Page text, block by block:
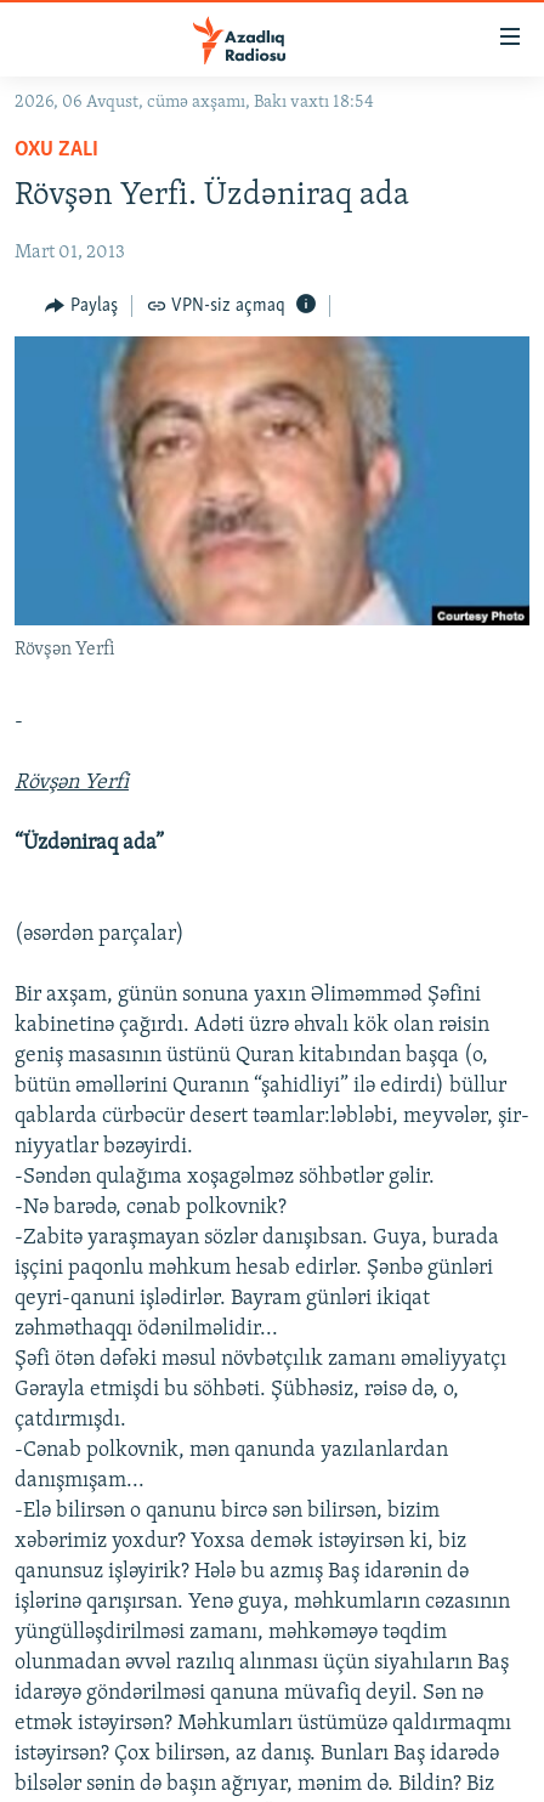
Əsas
qayıt
Əsas
naviqasiyaya
qayıt
KORRUPSIOMETR
#ƏSLINDƏ
FƏRQƏ BAX
QANUNI DOĞRU
ARAŞDIRMA
MULTIMEDIA
FOTOQALEREYA
RADIO ARXIV
AZƏRBAYCAN ƏDƏBIYYATI KITABXANASI
İSLAM VƏ DEMOKRATIYA
İZ - MƏDƏNIYYƏT PROQRAMI
HAQQIMIZDA
PEŞƏ ETIKASI VƏ JURNALISTIKA STANDARTLARIMIZ
MATERIALLARIMIZDAN ISTIFADƏ
XƏBƏR BÜLLETENLƏRIMIZ
2026, 06 Avqust, cümə axşamı, Bakı vaxtı 18:54
OXU ZALI
Rövşən Yerfi. Üzdəniraq ada
Mart 01, 2013
Paylaş VPN-siz açmaq
Rövşən Yerfi
-
Rövşən Yerfi
“Üzdəniraq ada”
(əsərdən parçalar)
Bir axşam, günün sonuna yaxın Əliməmməd Şəfini
kabinetinə çağırdı. Adəti üzrə əhvalı kök olan rəisin
geniş masasının üstünü Quran kitabından başqa (o,
bütün əməllərini Quranın “şahidliyi” ilə edirdi) büllur
qablarda cürbəcür desert təamlar:ləbləbi, meyvələr, şir-
niyyatlar bəzəyirdi.
-Səndən qulağıma xoşagəlməz söhbətlər gəlir.
-Nə barədə, cənab polkovnik?
-Zabitə yaraşmayan sözlər danışıbsan. Guya, burada
işçini paqonlu məhkum hesab edirlər. Şənbə günləri
qeyri-qanuni işlədirlər. Bayram günləri ikiqat
zəhməthaqqı ödənilməlidir...
Şəfi ötən dəfəki məsul növbətçılık zamanı əməliyyatçı
Gərayla etmişdi bu söhbəti. Şübhəsiz, rəisə də, o,
çatdırmışdı.
-Cənab polkovnik, mən qanunda yazılanlardan
danışmışam...
-Elə bilirsən o qanunu bircə sən bilirsən, bizim
xəbərimiz yoxdur? Yoxsa demək istəyirsən ki, biz
qanunsuz işləyirik? Hələ bu azmış Baş idarənin də
işlərinə qarışırsan. Yenə guya, məhkumların cəzasının
yüngülləşdirilməsi zamanı, məhkəməyə təqdim
olunmadan əvvəl razılıq alınması üçün siyahıların Baş
idarəyə göndərilməsi qanuna müvafiq deyil. Sən nə
etmək istəyirsən? Məhkumları üstümüzə qaldırmaqmı
istəyirsən? Çox bilirsən, az danış. Bunları Baş idarədə
bilsələr sənin də başın ağrıyar, mənim də. Bildin? Biz